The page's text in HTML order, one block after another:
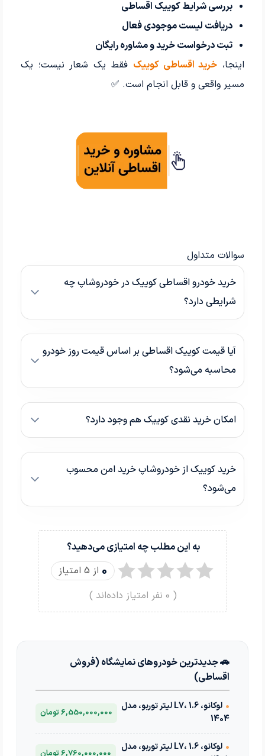
بررسی شرایط کوییک اقساطی
دریافت لیست موجودی فعال
ثبت درخواست خرید و مشاوره رایگان
اینجا، خرید اقساطی کوییک فقط یک شعار نیست؛ یک
مسیر واقعی و قابل انجام است. ✅
سوالات متداول
خرید خودرو اقساطی کوییک در خودروشاپ چه
شرایطی دارد؟
آیا قیمت کوییک اقساطی بر اساس قیمت روز خودرو
محاسبه می‌شود؟
امکان خرید نقدی کوییک هم وجود دارد؟
خرید کوییک از خودروشاپ خرید امن محسوب
می‌شود؟
به این مطلب چه امتیازی می‌دهید؟
0 از 5 امتیاز
(
0 نفر امتیاز داده‌اند )
🚗 جدیدترین خودروهای نمایشگاه (فروش
اقساطی)
•
لوکانو، L7، 1.6 لیتر توربو، مدل
1404
6,550,000,000 تومان
•
لوکانو، L7، 1.6 لیتر توربو، مدل
6,760,000,000 تومان